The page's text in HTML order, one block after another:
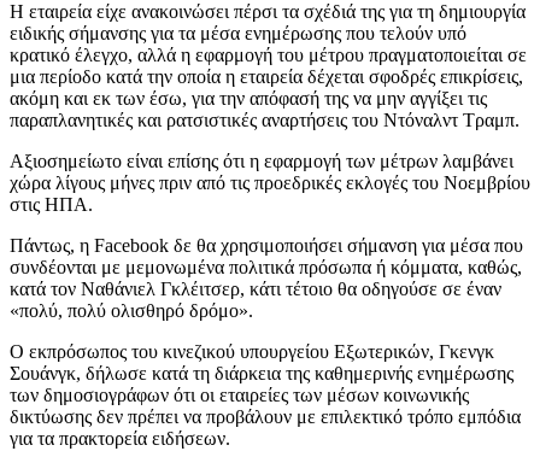
Η εταιρεία είχε ανακοινώσει πέρσι τα σχέδιά της για τη δημιουργία
ειδικής σήμανσης για τα μέσα ενημέρωσης που τελούν υπό
κρατικό έλεγχο, αλλά η εφαρμογή του μέτρου πραγματοποιείται σε
μια περίοδο κατά την οποία η εταιρεία δέχεται σφοδρές επικρίσεις,
ακόμη και εκ των έσω, για την απόφασή της να μην αγγίξει τις
παραπλανητικές και ρατσιστικές αναρτήσεις του Ντόναλντ Τραμπ.
Αξιοσημείωτο είναι επίσης ότι η εφαρμογή των μέτρων λαμβάνει
χώρα λίγους μήνες πριν από τις προεδρικές εκλογές του Νοεμβρίου
στις ΗΠΑ.
Πάντως, η Facebook δε θα χρησιμοποιήσει σήμανση για μέσα που
συνδέονται με μεμονωμένα πολιτικά πρόσωπα ή κόμματα, καθώς,
κατά τον Ναθάνιελ Γκλέιτσερ, κάτι τέτοιο θα οδηγούσε σε έναν
«πολύ, πολύ ολισθηρό δρόμο».
Ο εκπρόσωπος του κινεζικού υπουργείου Εξωτερικών, Γκενγκ
Σουάνγκ, δήλωσε κατά τη διάρκεια της καθημερινής ενημέρωσης
των δημοσιογράφων ότι οι εταιρείες των μέσων κοινωνικής
δικτύωσης δεν πρέπει να προβάλουν με επιλεκτικό τρόπο εμπόδια
για τα πρακτορεία ειδήσεων.